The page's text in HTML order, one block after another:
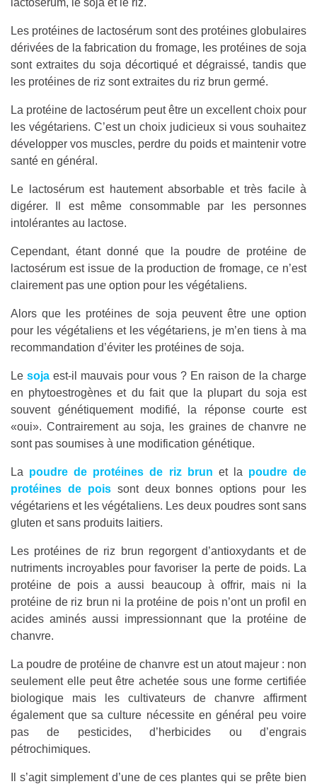
Les protéines de lactosérum sont des protéines globulaires
dérivées de la fabrication du fromage, les protéines de soja
sont extraites du soja décortiqué et dégraissé, tandis que
les protéines de riz sont extraites du riz brun germé.
La protéine de lactosérum peut être un excellent choix pour
les végétariens. C’est un choix judicieux si vous souhaitez
développer vos muscles, perdre du poids et maintenir votre
santé en général.
Le lactosérum est hautement absorbable et très facile à
digérer. Il est même consommable par les personnes
intolérantes au lactose.
Cependant, étant donné que la poudre de protéine de
lactosérum est issue de la production de fromage, ce n’est
clairement pas une option pour les végétaliens.
Alors que les protéines de soja peuvent être une option
pour les végétaliens et les végétariens, je m’en tiens à ma
recommandation d’éviter les protéines de soja.
Le soja est-il mauvais pour vous ? En raison de la charge
en phytoestrogènes et du fait que la plupart du soja est
souvent génétiquement modifié, la réponse courte est
«oui». Contrairement au soja, les graines de chanvre ne
sont pas soumises à une modification génétique.
La poudre de protéines de riz brun et la poudre de
protéines de poissont deux bonnes options pour les
végétariens et les végétaliens. Les deux poudres sont sans
gluten et sans produits laitiers.
Les protéines de riz brun regorgent d’antioxydants et de
nutriments incroyables pour favoriser la perte de poids. La
protéine de pois a aussi beaucoup à offrir, mais ni la
protéine de riz brun ni la protéine de pois n’ont un profil en
acides aminés aussi impressionnant que la protéine de
chanvre.
La poudre de protéine de chanvre est un atout majeur : non
seulement elle peut être achetée sous une forme certifiée
biologique mais les cultivateurs de chanvre affirment
également que sa culture nécessite en général peu voire
pas de pesticides, d’herbicides ou d’engrais
pétrochimiques.
Il s’agit simplement d’une de ces plantes qui se prête bien